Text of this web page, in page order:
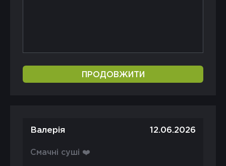
ПРОДОВЖИТИ
Валерія 12.06.2026
Смачні суші ❤️